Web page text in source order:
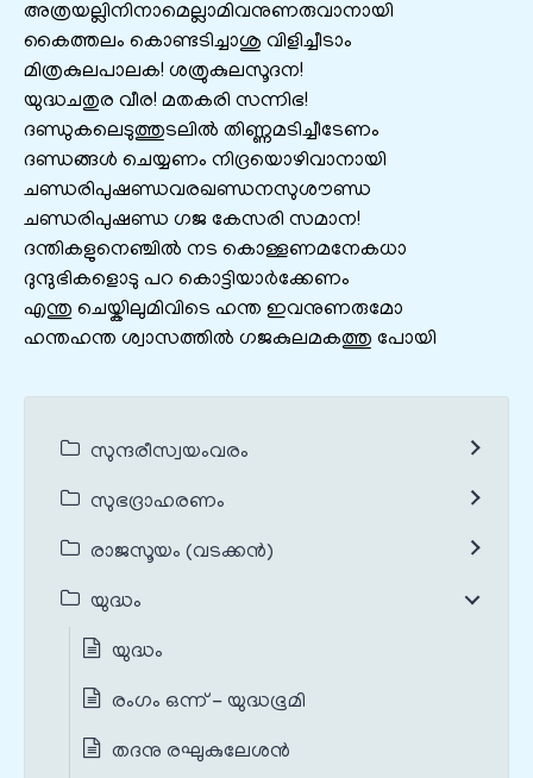
അത്രയല്ലിനിനാമെല്ലാമിവനുണരുവാനായി
കൈത്തലം കൊണ്ടടിച്ചാശു വിളിച്ചീടാം
മിത്രകുലപാലക! ശത്രുകുലസൂദന!
യുദ്ധചതുര വീര! മതകരി സന്നിഭ!
ദണ്ഡുകലെടുത്തുടലിൽ തിണ്ണമടിച്ചീടേണം
ദണ്ഡങ്ങൾ ചെയ്യണം നിദ്രയൊഴിവാനായി
ചണ്ഡരിപുഷണ്ഡവരഖണ്ഡനസുശൗണ്ഡ
ചണ്ഡരിപുഷണ്ഡ ഗജ കേസരി സമാന!
ദന്തികളുനെഞ്ചിൽ നട കൊള്ളണമനേകധാ
ദുന്ദുഭികളൊടു പറ കൊട്ടിയാർക്കേണം
എന്തു ചെയ്കിലുമിവിടെ ഹന്ത ഇവനുണരുമോ
ഹന്തഹന്ത ശ്വാസത്തിൽ ഗജകുലമകത്തു പോയി
സുന്ദരീസ്വയംവരം
സുഭദ്രാഹരണം
രാജസൂയം (വടക്കൻ)
യുദ്ധം
യുദ്ധം
രംഗം ഒന്ന് - യുദ്ധഭൂമി
തദനു രഘുകുലേശന്‍